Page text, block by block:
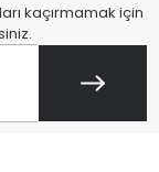
kaçırmamak için